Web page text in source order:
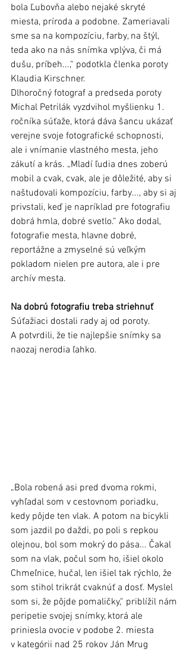
bola Ľubovňa alebo nejaké skryté
miesta, príroda a podobne. Zameriavali
sme sa na kompozíciu, farby, na štýl,
teda ako na nás snímka vplýva, či má
dušu, príbeh...,“ podotkla členka poroty
Klaudia Kirschner.
Dlhoročný fotograf a predseda poroty
Michal Petrilák vyzdvihol myšlienku 1.
ročníka súťaže, ktorá dáva šancu ukázať
verejne svoje fotografické schopnosti,
ale i vnímanie vlastného mesta, jeho
zákutí a krás. „Mladí ľudia dnes zoberú
mobil a cvak, cvak, ale je dôležité, aby si
naštudovali kompozíciu, farby..., aby si aj
privstali, keď je napríklad pre fotografiu
dobrá hmla, dobré svetlo.“ Ako dodal,
fotografie mesta, hlavne dobré,
reportážne a zmyselné sú veľkým
pokladom nielen pre autora, ale i pre
archív mesta.
Na dobrú fotografiu treba striehnuť
Súťažiaci dostali rady aj od poroty.
A potvrdili, že tie najlepšie snímky sa
naozaj nerodia ľahko.
„Bola robená asi pred dvoma rokmi,
vyhľadal som v cestovnom poriadku,
kedy pôjde ten vlak. A potom na bicykli
som jazdil po daždi, po poli s repkou
olejnou, bol som mokrý do pása... Čakal
som na vlak, počul som ho, išiel okolo
Chmeľnice, hučal, len išiel tak rýchlo, že
som stihol trikrát cvaknúť a dosť. Myslel
som si, že pôjde pomaličky,“ priblížil nám
peripetie svojej snímky, ktorá ale
priniesla ovocie v podobe 2. miesta
v kategórii nad 25 rokov Ján Mrug